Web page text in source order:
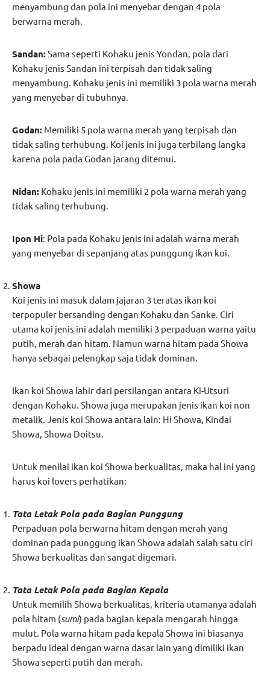
menyambung dan pola ini menyebar dengan 4 pola
berwarna merah.
Sandan:Sama seperti Kohaku jenis Yondan, pola dari
Kohaku jenis Sandan ini terpisah dan tidak saling
menyambung. Kohaku jenis ini memiliki 3 pola warna merah
yang menyebar di tubuhnya.
Godan: Memiliki 5 pola warna merah yang terpisah dan
tidak saling terhubung. Koi jenis ini juga terbilang langka
karena pola pada Godan jarang ditemui.
Nidan: Kohaku jenis ini memiliki 2 pola warna merah yang
tidak saling terhubung.
Ipon Hi: Pola pada Kohaku jenis ini adalah warna merah
yang menyebar di sepanjang atas punggung ikan koi.
Showa
Koi jenis ini masuk dalam jajaran 3 teratas ikan koi
terpopuler bersanding dengan Kohaku dan Sanke. Ciri
utama koi jenis ini adalah memiliki 3 perpaduan warna yaitu
putih, merah dan hitam. Namun warna hitam pada Showa
hanya sebagai pelengkap saja tidak dominan.
Ikan koi Showa lahir dari persilangan antara Ki-Utsuri
dengan Kohaku. Showa juga merupakan jenis ikan koi non
metalik. Jenis koi Showa antara lain: Hi Showa, Kindai
Showa, Showa Doitsu.
Untuk menilai ikan koi Showa berkualitas, maka hal ini yang
harus koi lovers perhatikan:
Tata Letak Pola pada Bagian Punggung
Perpaduan pola berwarna hitam dengan merah yang
dominan pada punggung ikan Showa adalah salah satu ciri
Showa berkualitas dan sangat digemari.
Tata Letak Pola pada Bagian Kepala
Untuk memilih Showa berkualitas, kriteria utamanya adalah
pola hitam (sumi) pada bagian kepala mengarah hingga
mulut. Pola warna hitam pada kepala Showa ini biasanya
berpadu ideal dengan warna dasar lain yang dimiliki ikan
Showa seperti putih dan merah.